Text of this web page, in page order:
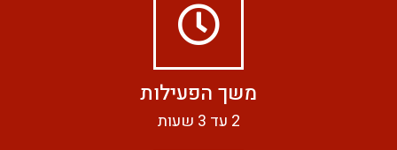
משך הפעילות
2 עד 3 שעות